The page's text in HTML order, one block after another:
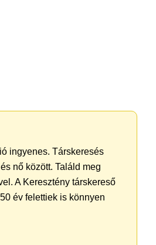
ingyenes. Társkeresés
nő között. Találd meg
A Keresztény társkereső
év felettiek is könnyen